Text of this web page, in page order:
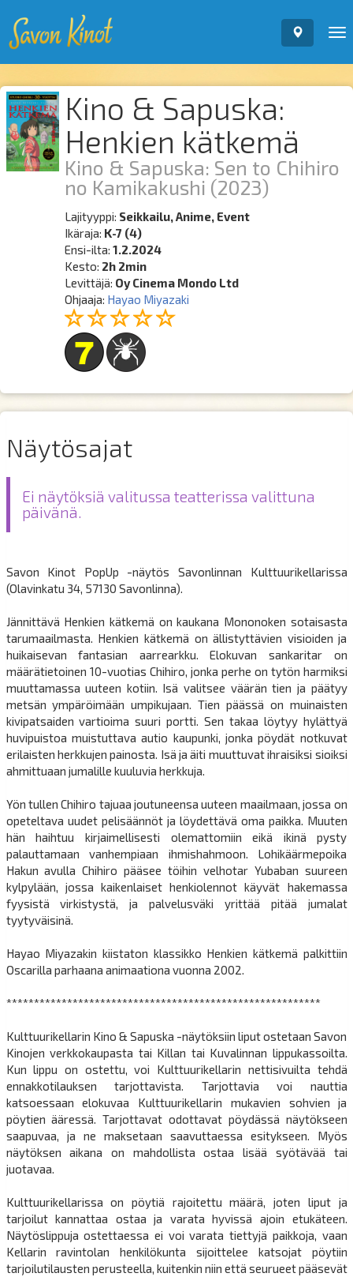
Kino & Sapuska:
Henkien kätkemä
Kino & Sapuska: Sen to Chihiro
no Kamikakushi (2023)
Lajityyppi: Seikkailu, Anime, Event
Ikäraja: K-7 (4)
Ensi-ilta:1.2.2024
Kesto: 2h 2min
Levittäjä: Oy Cinema Mondo Ltd
Ohjaaja: Hayao Miyazaki
Näytösajat
Ei näytöksiä valitussa teatterissa valittuna
päivänä.
Savon Kinot PopUp -näytös Savonlinnan Kulttuurikellarissa
(Olavinkatu 34, 57130 Savonlinna).
Jännittävä Henkien kätkemä on kaukana Mononoken sotaisasta
tarumaailmasta. Henkien kätkemä on ällistyttävien visioiden ja
huikaisevan fantasian aarrearkku. Elokuvan sankaritar on
määrätietoinen 10-vuotias Chihiro, jonka perhe on tytön harmiksi
muuttamassa uuteen kotiin. Isä valitsee väärän tien ja päätyy
metsän ympäröimään umpikujaan. Tien päässä on muinaisten
kivipatsaiden vartioima suuri portti. Sen takaa löytyy hylättyä
huvipuistoa muistuttava autio kaupunki, jonka pöydät notkuvat
erilaisten herkkujen painosta. Isä ja äiti muuttuvat ihraisiksi sioiksi
ahmittuaan jumalille kuuluvia herkkuja.
Yön tullen Chihiro tajuaa joutuneensa uuteen maailmaan, jossa on
opeteltava uudet pelisäännöt ja löydettävä oma paikka. Muuten
hän haihtuu kirjaimellisesti olemattomiin eikä ikinä pysty
palauttamaan vanhempiaan ihmishahmoon. Lohikäärmepoika
Hakun avulla Chihiro pääsee töihin velhotar Yubaban suureen
kylpylään, jossa kaikenlaiset henkiolennot käyvät hakemassa
fyysistä virkistystä, ja palvelusväki yrittää pitää jumalat
tyytyväisinä.
Hayao Miyazakin kiistaton klassikko Henkien kätkemä palkittiin
Oscarilla parhaana animaationa vuonna 2002.
*********************************************************
Kulttuurikellarin Kino & Sapuska -näytöksiin liput ostetaan Savon
Kinojen verkkokaupasta tai Killan tai Kuvalinnan lippukassoilta.
Kun lippu on ostettu, voi Kulttuurikellarin nettisivuilta tehdä
ennakkotilauksen tarjottavista. Tarjottavia voi nauttia
katsoessaan elokuvaa Kulttuurikellarin mukavien sohvien ja
pöytien ääressä. Tarjottavat odottavat pöydässä näytökseen
saapuvaa, ja ne maksetaan saavuttaessa esitykseen. Myös
näytöksen aikana on mahdollista ostaa lisää syötävää tai
juotavaa.
Kulttuurikellarissa on pöytiä rajoitettu määrä, joten liput ja
tarjoilut kannattaa ostaa ja varata hyvissä ajoin etukäteen.
Näytöslippuja ostettaessa ei voi varata tiettyjä paikkoja, vaan
Kellarin ravintolan henkilökunta sijoittelee katsojat pöytiin
tarjoilutilausten perusteella, kuitenkin niin että seurueet pääsevät